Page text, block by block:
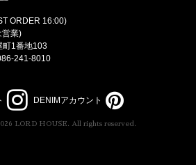
ORDER 16:00)
営業)
1番地103
241-8010
DENIMアカウント
LORD HOUSE. All rights reserved.